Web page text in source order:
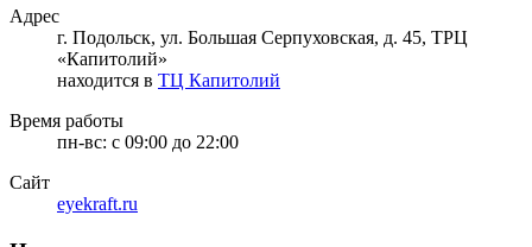
Адрес
г. Подольск, ул. Большая Серпуховская, д. 45, ТРЦ
«Капитолий»
находится в ТЦ Капитолий
Время работы
пн-вс: с 09:00 до 22:00
Сайт
eyekraft.ru